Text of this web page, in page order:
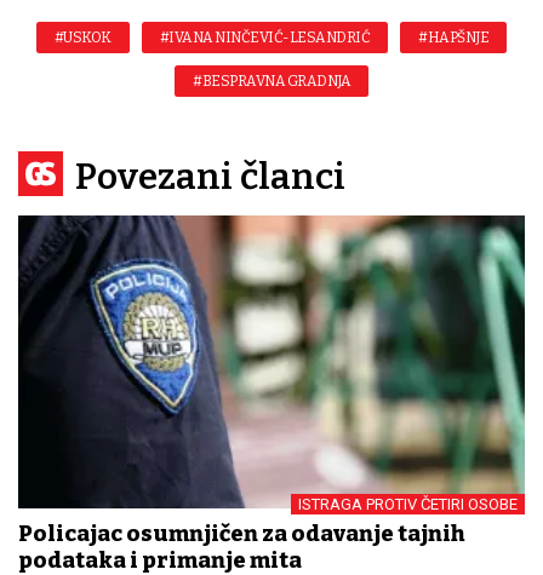
#USKOK #IVANA NINČEVIĆ-LESANDRIĆ #HAPŠNJE
#BESPRAVNA GRADNJA
Povezani članci
ISTRAGA PROTIV ČETIRI OSOBE
Policajac osumnjičen za odavanje tajnih
podataka i primanje mita